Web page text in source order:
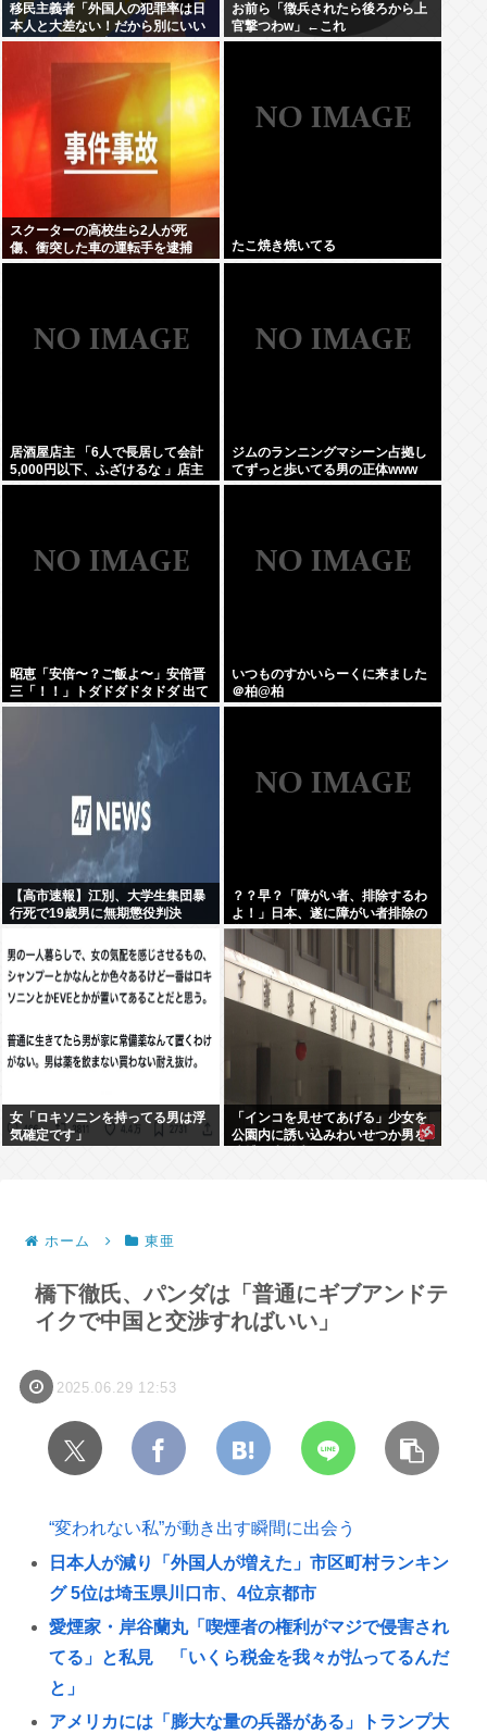
移民主義者「外国人の犯罪率は日
本人と大差ない！だから別にいい
だろ！」←いや良くないよね
お前ら「徴兵されたら後ろから上
官撃つわw」←これ
スクーターの高校生ら2人が死
傷、衝突した車の運転手を逮捕
たこ焼き焼いてる
居酒屋店主 「6人で長居して会計
5,000円以下、ふざけるな 」店主
ぶちギレでネットに晒されるwww
ジムのランニングマシーン占拠し
てずっと歩いてる男の正体www
昭恵「安倍〜？ご飯よ〜」安倍晋
三「！！」トダドダドタドダ 出て
きそうなご飯
いつものすかいらーくに来ました
＠柏@柏
【高市速報】江別、大学生集団暴
行死で19歳男に無期懲役判決
？？早？「障がい者、排除するわ
よ！」日本、遂に障がい者排除の
為に動き出す。
女「ロキソニンを持ってる男は浮
気確定です」
「インコを見せてあげる」少女を
公園内に誘い込みわいせつか男を
ホーム 東亜
橋下徹氏、パンダは「普通にギブアンドテ
イクで中国と交渉すればいい」
2025.06.29 12:53
“変われない私”が動き出す瞬間に出会う
日本人が減り「外国人が増えた」市区町村ランキン
グ 5位は埼玉県川口市、4位京都市
愛煙家・岸谷蘭丸「喫煙者の権利がマジで侵害され
てる」と私見 「いくら税金を我々が払ってるんだ
と」
アメリカには「膨大な量の兵器がある」トランプ大